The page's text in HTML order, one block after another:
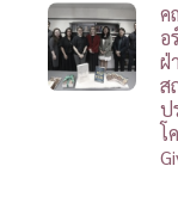
ค
อ
ฝ่
ส
ป
โ